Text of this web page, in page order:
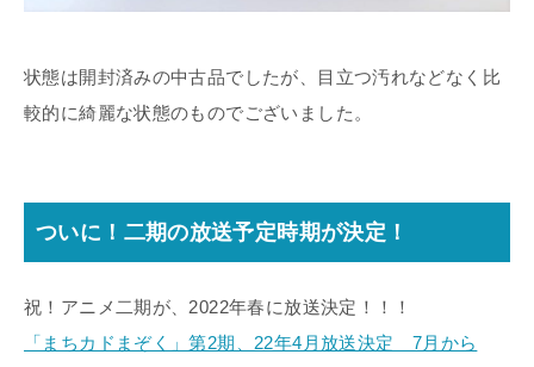
状態は開封済みの中古品でしたが、目立つ汚れなどなく比
較的に綺麗な状態のものでございました。
ついに！二期の放送予定時期が決定！
祝！アニメ二期が、2022年春に放送決定！！！
「まちカドまぞく」第2期、22年4月放送決定 7月から